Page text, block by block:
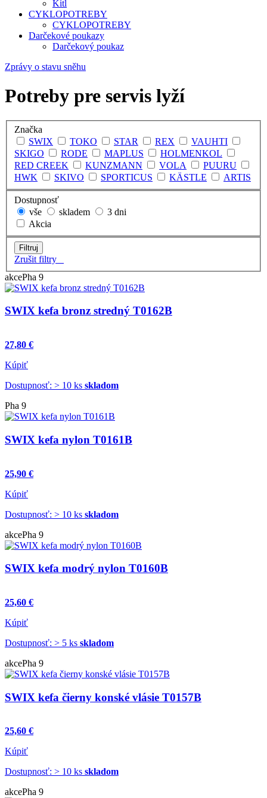
Kitl
CYKLOPOTREBY
CYKLOPOTREBY
Darčekové poukazy
Darčekový poukaz
Zprávy o stavu sněhu
Potreby pre servis lyží
Značka
SWIX
TOKO STAR REX
VAUHTI
SKIGO
RODE MAPLUS
HOLMENKOL
RED CREEK
KUNZMANN VOLA
PUURU
HWK
SKIVO SPORTICUS KÄSTLE ARTIS
Dostupnosť
vše
skladem
3 dni
Akcia
Zrušit filtry
akcePha 9
SWIX kefa bronz stredný T0162B
27,80 €
Kúpiť
Dostupnosť: > 10 ks skladom
Pha 9
SWIX kefa nylon T0161B
25,90 €
Kúpiť
Dostupnosť: > 10 ks skladom
akcePha 9
SWIX kefa modrý nylon T0160B
25,60 €
Kúpiť
Dostupnosť: > 5 ks skladom
akcePha 9
SWIX kefa čierny konské vlásie T0157B
25,60 €
Kúpiť
Dostupnosť: > 10 ks skladom
akcePha 9